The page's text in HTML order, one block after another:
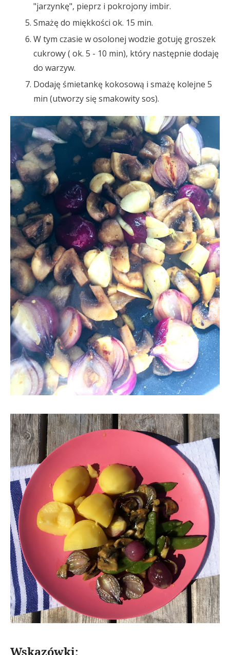
"jarzynkę", pieprz i pokrojony imbir.
Smażę do miękkości ok. 15 min.
W tym czasie w osolonej wodzie gotuję groszek
cukrowy ( ok. 5 - 10 min), który następnie dodaję
do warzyw.
Dodaję śmietankę kokosową i smażę kolejne 5
min (utworzy się smakowity sos).
Wskazówki: